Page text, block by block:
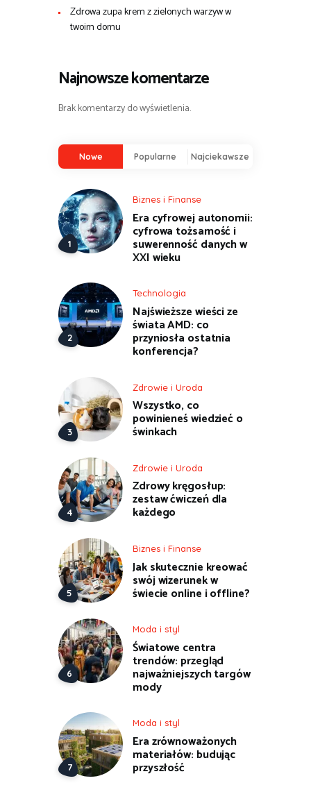
Zdrowa zupa krem z zielonych warzyw w
twoim domu
Najnowsze komentarze
Brak komentarzy do wyświetlenia.
Nowe Popularne Najciekawsze
Biznes i Finanse
Era cyfrowej autonomii:
cyfrowa tożsamość i
suwerenność danych w
XXI wieku
Technologia
Najświeższe wieści ze
świata AMD: co
przyniosła ostatnia
konferencja?
Zdrowie i Uroda
Wszystko, co
powinieneś wiedzieć o
świnkach
Zdrowie i Uroda
Zdrowy kręgosłup:
zestaw ćwiczeń dla
każdego
Biznes i Finanse
Jak skutecznie kreować
swój wizerunek w
świecie online i offline?
Moda i styl
Światowe centra
trendów: przegląd
najważniejszych targów
mody
Moda i styl
Era zrównoważonych
materiałów: budując
przyszłość